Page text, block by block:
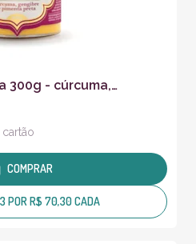
300g - cúrcuma,
fresco
COMPRAR
POR R$ 70,30 CADA